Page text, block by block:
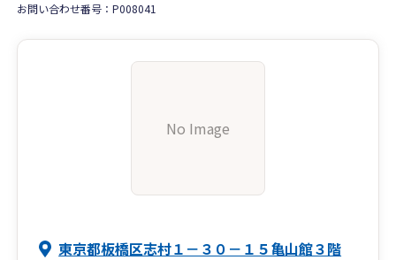
お問い合わせ番号：P008041
No Image
東京都板橋区志村１－３０－１５亀山館３階